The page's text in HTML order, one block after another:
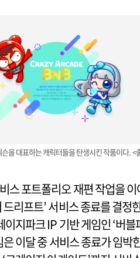
을 대표하는 캐릭터들을 탄생시킨 작품이다. <
스 포트폴리오 재편 작업을 이
리프트’ 서비스 종료를 결정
지파크 IP 기반 게임인 ‘버블
이달 중 서비스 종료가 임박